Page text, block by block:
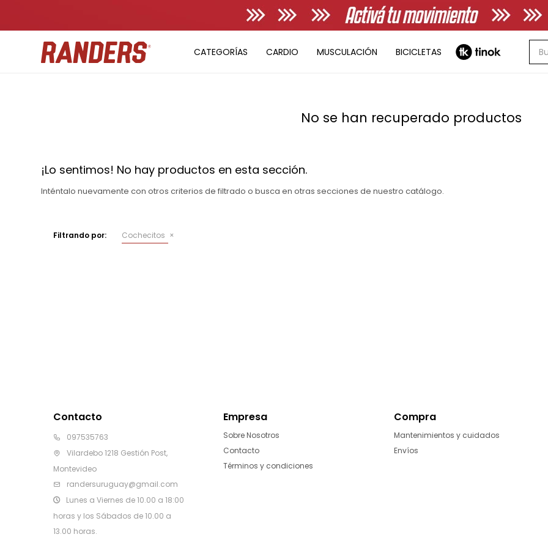
CATEGORÍAS CARDIO MUSCULACIÓN BICICLETAS
No se han recuperado productos
¡Lo sentimos! No hay productos en esta sección.
Inténtalo nuevamente con otros criterios de filtrado o busca en otras secciones de nuestro catálogo.
Filtrando por: Cochecitos
Contacto
097535763
Vilardebo 1218 Gestión Post,
Montevideo
randersuruguay@gmail.com
Lunes a Viernes de 10.00 a 18:00
horas y los Sábados de 10.00 a
13.00 horas.
Empresa
Sobre Nosotros
Contacto
Términos y condiciones
Compra
Mantenimientos y cuidados
Envíos